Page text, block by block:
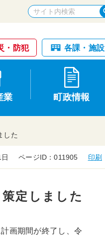
・防犯 各課・施設
業 町政情報
した
ページID：011905 印刷
定しました
画期間が終了し、令